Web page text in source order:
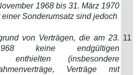
1968 bis 31. März 1970
Sonderumsatz sind jedoch
von Verträgen, die am 23.
keine endgültigen
enthielten (insbesondere
Verträge mit
11